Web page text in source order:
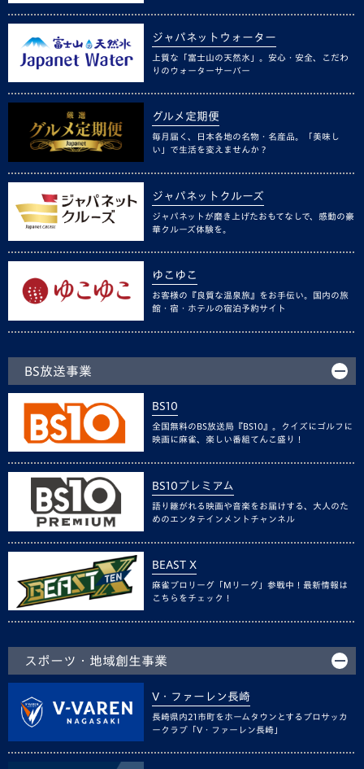
ジャパネットウォーター
上質な「富士山の天然水」。安心・安全、こだわ
りのウォーターサーバー
グルメ定期便
毎月届く、日本各地の名物・名産品。「美味し
い」で生活を変えませんか？
ジャパネットクルーズ
ジャパネットが磨き上げたおもてなしで、感動の豪
華クルーズ体験を。
ゆこゆこ
お客様の『良質な温泉旅』をお手伝い。国内の旅
館・宿・ホテルの宿泊予約サイト
BS放送事業
BS10
全国無料のBS放送局『BS10』。クイズにゴルフに
映画に麻雀、楽しい番組てんこ盛り！
BS10プレミアム
語り継がれる映画や音楽をお届けする、大人のた
めのエンタテインメントチャンネル
BEAST X
麻雀プロリーグ「Mリーグ」参戦中！最新情報は
こちらをチェック！
スポーツ・地域創生事業
V・ファーレン長崎
長崎県内21市町をホームタウンとするプロサッカ
ークラブ「V・ファーレン長崎」